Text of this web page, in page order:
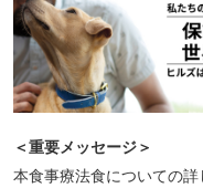
＜重要メッセージ＞
本食事療法食についての